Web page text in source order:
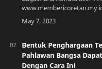
Bumi Amerika
negara yang terletak di
Bentuk Penghargaan
Pahlawan Bangsa
Dengan Cara Ini